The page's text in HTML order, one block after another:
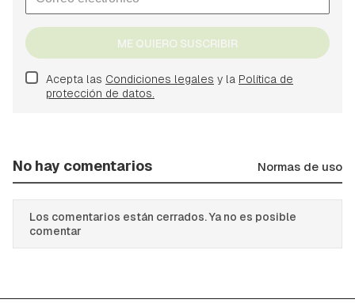
ME QUIERO SUSCRIBIR
Acepta las Condiciones legales y la Política de
protección de datos.
No hay comentarios Normas de uso
Los comentarios están cerrados. Ya no es posible
comentar